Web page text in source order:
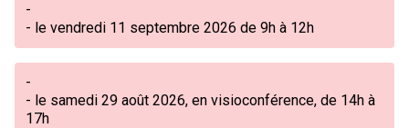
-
- le vendredi 11 septembre 2026 de 9h à 12h
-
- le samedi 29 août 2026, en visioconférence, de 14h à
17h